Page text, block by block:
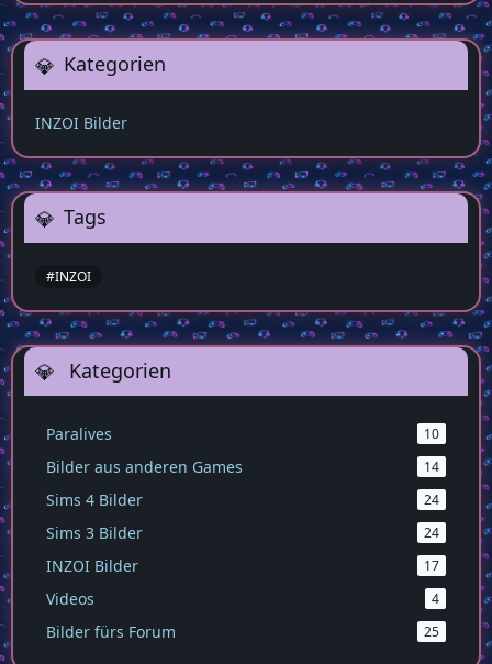
Kategorien
INZOI Bilder
Tags
#INZOI
Kategorien
Paralives 10
Bilder aus anderen Games 14
Sims 4 Bilder 24
Sims 3 Bilder 24
INZOI Bilder 17
Videos 4
Bilder fürs Forum 25